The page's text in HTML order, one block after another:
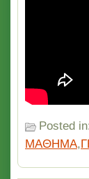
Posted
ΜΑΘΗΜΑ,